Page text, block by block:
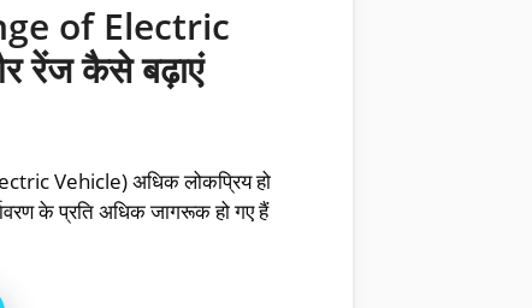
of Electric
रेंज कैसे बढ़ाएं
Vehicle) अधिक लोकप्रिय हो
के प्रति अधिक जागरूक हो गए हैं